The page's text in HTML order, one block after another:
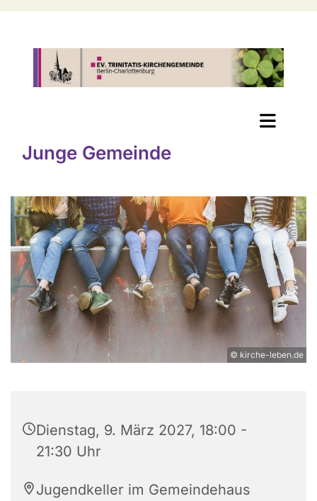
Junge Gemeinde
© kirche-leben.de
Dienstag, 9. März 2027, 18:00 -
21:30 Uhr
Jugendkeller im Gemeindehaus